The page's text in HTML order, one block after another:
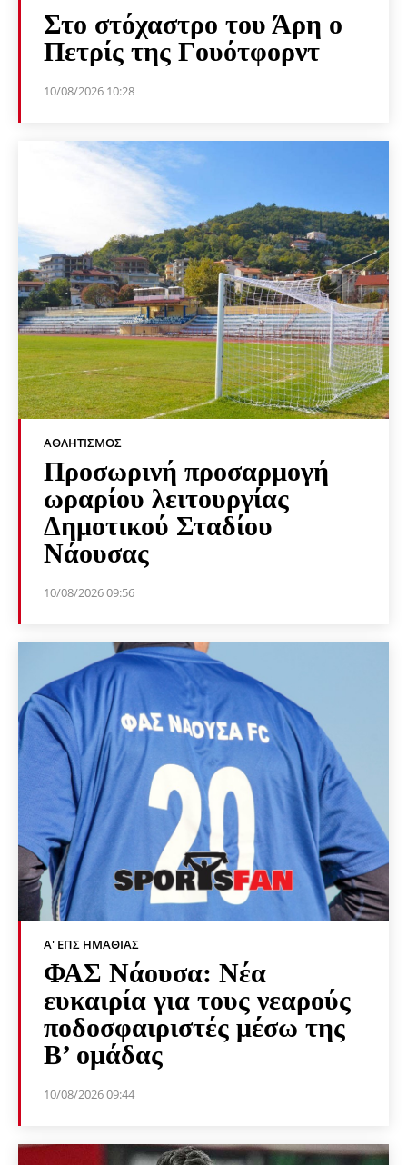
Στο στόχαστρο του Άρη ο
Πετρίς της Γουότφορντ
10/08/2026 10:28
ΑΘΛΗΤΙΣΜΌΣ
Προσωρινή προσαρμογή
ωραρίου λειτουργίας
Δημοτικού Σταδίου
Νάουσας
10/08/2026 09:56
Α' ΕΠΣ ΗΜΑΘΊΑΣ
ΦΑΣ Νάουσα: Νέα
ευκαιρία για τους νεαρούς
ποδοσφαιριστές μέσω της
Β’ ομάδας
10/08/2026 09:44